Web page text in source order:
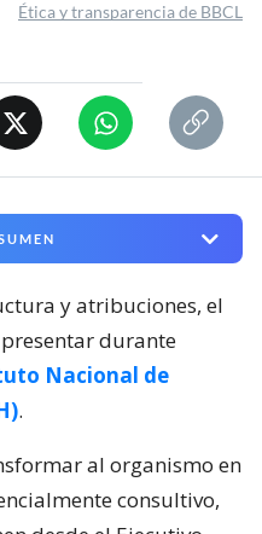
Ética y transparencia de BBCL
y atribuciones, el
durante
Nacional de
.
al organismo en
consultivo,